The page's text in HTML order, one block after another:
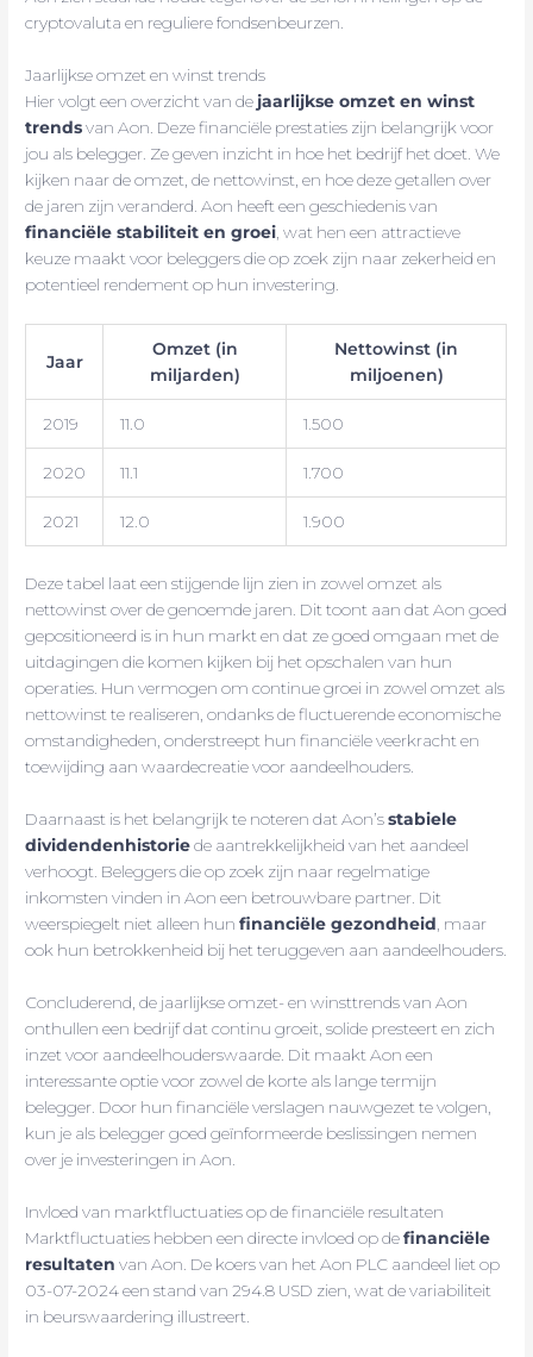
cryptovaluta en reguliere fondsenbeurzen.
Jaarlijkse omzet en winst trends
Hier volgt een overzicht van de jaarlijkse omzet en winst
trendsvan Aon. Deze financiële prestaties zijn belangrijk voor
jou als belegger. Ze geven inzicht in hoe het bedrijf het doet. We
kijken naar de omzet, de nettowinst, en hoe deze getallen over
de jaren zijn veranderd. Aon heeft een geschiedenis van
financiële stabiliteit en groei , wat hen een attractieve
keuze maakt voor beleggers die op zoek zijn naar zekerheid en
potentieel rendement op hun investering.
Jaar
Omzet (in
miljarden)
Nettowinst (in
miljoenen)
2019 11.0 1.500
2020 11.1 1.700
2021 12.0 1.900
Deze tabel laat een stijgende lijn zien in zowel omzet als
nettowinst over de genoemde jaren. Dit toont aan dat Aon goed
gepositioneerd is in hun markt en dat ze goed omgaan met de
uitdagingen die komen kijken bij het opschalen van hun
operaties. Hun vermogen om continue groei in zowel omzet als
nettowinst te realiseren, ondanks de fluctuerende economische
omstandigheden, onderstreept hun financiële veerkracht en
toewijding aan waardecreatie voor aandeelhouders.
Daarnaast is het belangrijk te noteren dat Aon’sstabiele
dividendenhistoriede aantrekkelijkheid van het aandeel
verhoogt. Beleggers die op zoek zijn naar regelmatige
inkomsten vinden in Aon een betrouwbare partner. Dit
weerspiegelt niet alleen hunfinanciële gezondheid , maar
ook hun betrokkenheid bij het teruggeven aan aandeelhouders.
Concluderend, de jaarlijkse omzet- en winsttrends van Aon
onthullen een bedrijf dat continu groeit, solide presteert en zich
inzet voor aandeelhouderswaarde. Dit maakt Aon een
interessante optie voor zowel de korte als lange termijn
belegger. Door hun financiële verslagen nauwgezet te volgen,
kun je als belegger goed geïnformeerde beslissingen nemen
over je investeringen in Aon.
Invloed van marktfluctuaties op de financiële resultaten
Marktfluctuaties hebben een directe invloed op definanciële
resultaten van Aon. De koers van het Aon PLC aandeel liet op
03-07-2024 een stand van 294.8 USD zien, wat de variabiliteit
in beurswaardering illustreert.